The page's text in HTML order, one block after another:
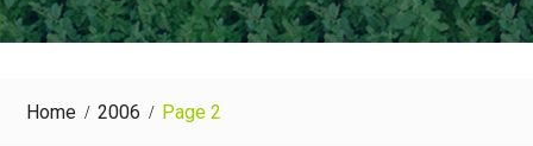
Home 2006 Page 2